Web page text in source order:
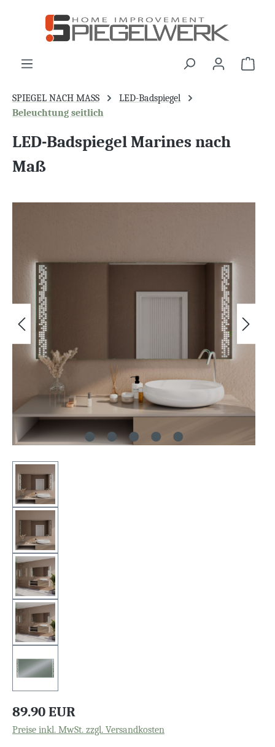
springen
SPIEGEL NACH MASS
LED-Badspiegel
Beleuchtung seitlich
LED-Badspiegel Marines nach
Maß
89.90 EUR
Preise inkl. MwSt. zzgl. Versandkosten